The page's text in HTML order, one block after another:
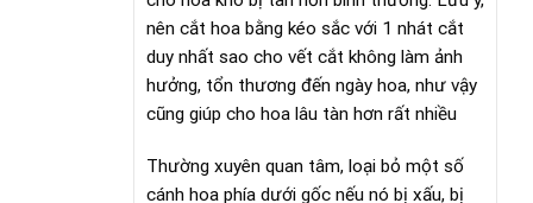
nên cắt hoa bằng kéo sắc với 1 nhát cắt
duy nhất sao cho vết cắt không làm ảnh
hưởng, tổn thương đến ngày hoa, như vậy
cũng giúp cho hoa lâu tàn hơn rất nhiều
Thường xuyên quan tâm, loại bỏ một số
cánh hoa phía dưới gốc nếu nó bị xấu, bị